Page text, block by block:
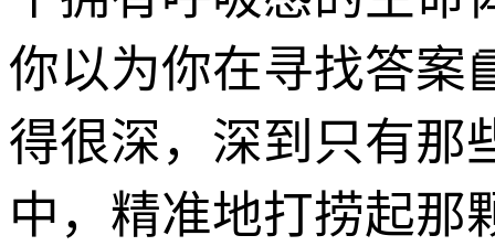
你以为你在寻找答案
得很深，深到只有那
中，精准地打捞起那